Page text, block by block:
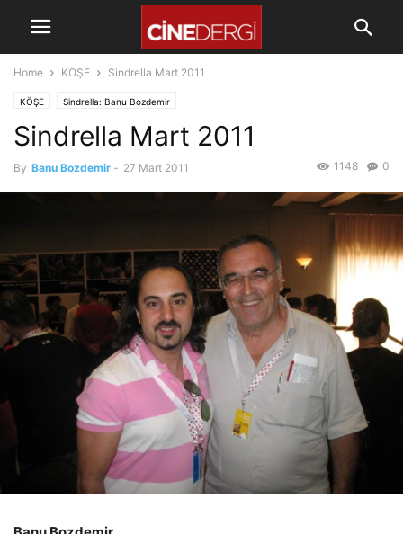
Home KÖŞE Sindrella Mart 2011
KÖŞE Sindrella: Banu Bozdemir
Sindrella Mart 2011
By Banu Bozdemir - 27 Mart 2011 0
1148